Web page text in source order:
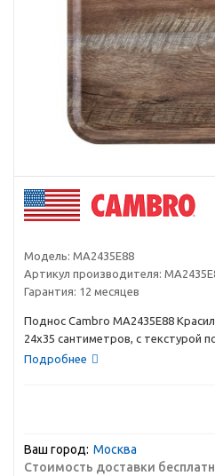
Модель: MA2435E88
Артикул производителя:
Гарантия: 12 месяцев
Поднос Cambro MA2435E88
24х35 сантиметров, с текстурой
Подробнее
Ваш город: Москва
Стоимость доставки